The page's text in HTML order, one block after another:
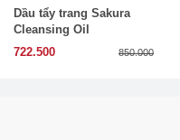
Dầu tẩy trang Sakura
Cleansing Oil
722.500
850.000